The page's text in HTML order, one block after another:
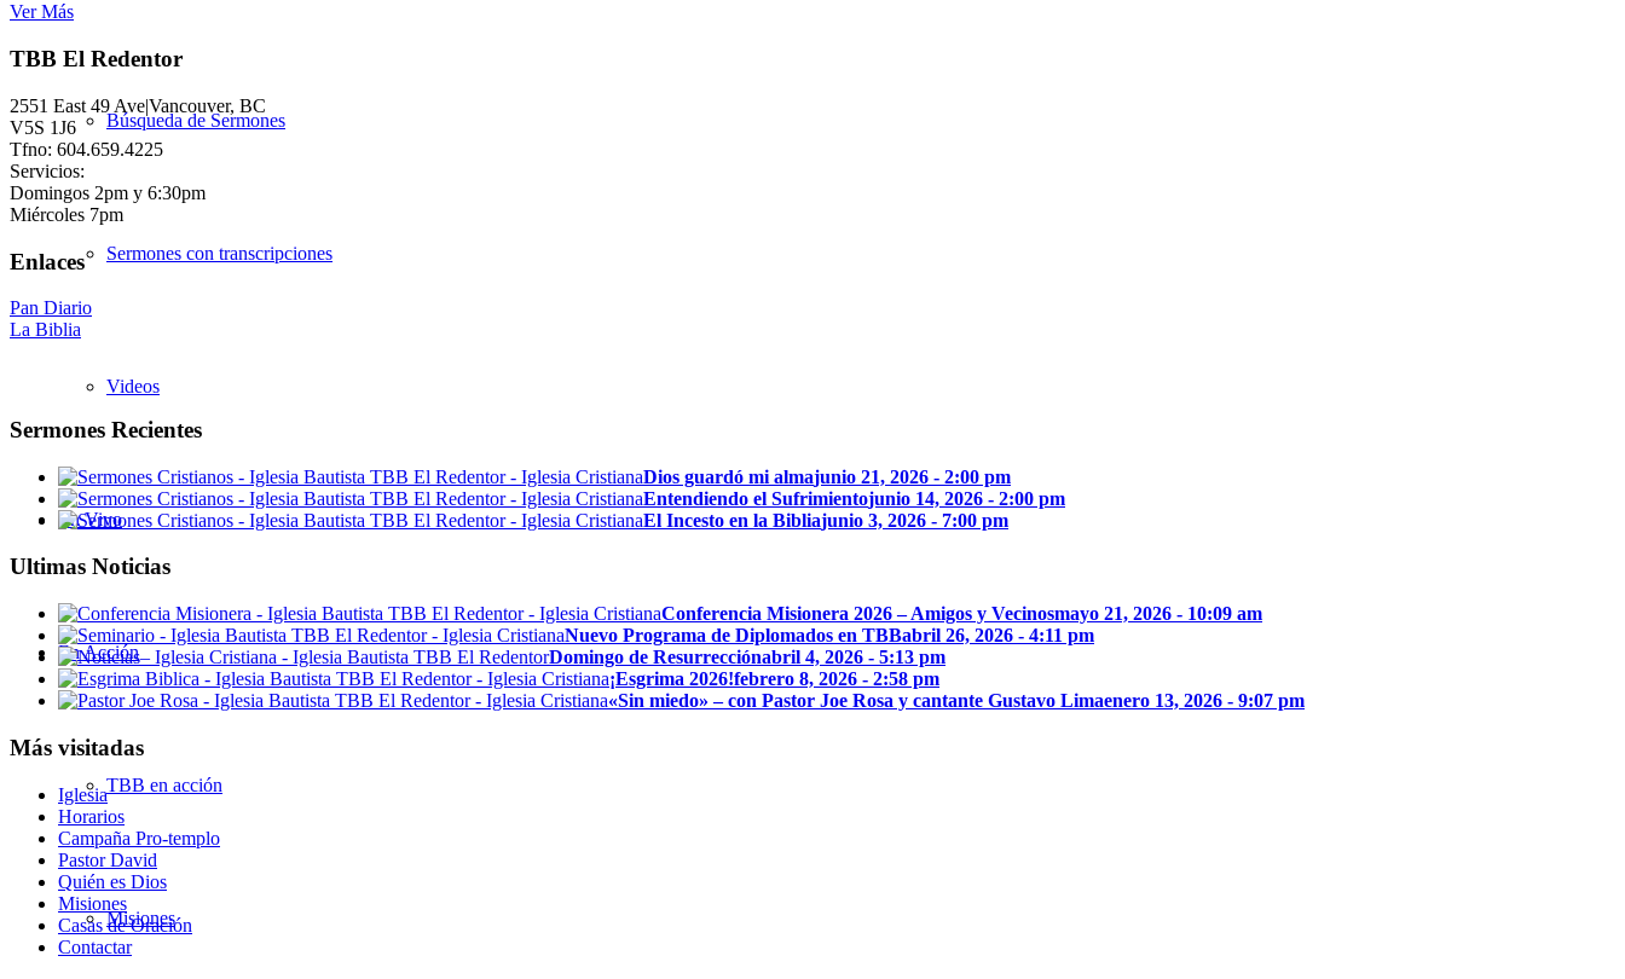
Búsqueda de Sermones
Sermones con transcripciones
Videos
En Vivo
En Acción
TBB en acción
Misiones
Ver Más
TBB El Redentor
2551 East 49 Ave|Vancouver, BC
V5S 1J6
Tfno: 604.659.4225
Servicios:
Domingos 2pm y 6:30pm
Miércoles 7pm
Enlaces
Pan Diario
La Biblia
Sermones Recientes
Dios guardó mi almajunio 21, 2026 - 2:00 pm
Entendiendo el Sufrimientojunio 14, 2026 - 2:00 pm
El Incesto en la Bibliajunio 3, 2026 - 7:00 pm
Ultimas Noticias
Conferencia Misionera 2026 – Amigos y Vecinosmayo 21, 2026 - 10:09 am
Nuevo Programa de Diplomados en TBBabril 26, 2026 - 4:11 pm
Domingo de Resurrecciónabril 4, 2026 - 5:13 pm
¡Esgrima 2026!febrero 8, 2026 - 2:58 pm
«Sin miedo» – con Pastor Joe Rosa y cantante Gustavo Limaenero 13, 2026 - 9:07 pm
Más visitadas
Iglesia
Horarios
Campaña Pro-templo
Pastor David
Quién es Dios
Misiones
Casas de Oración
Contactar